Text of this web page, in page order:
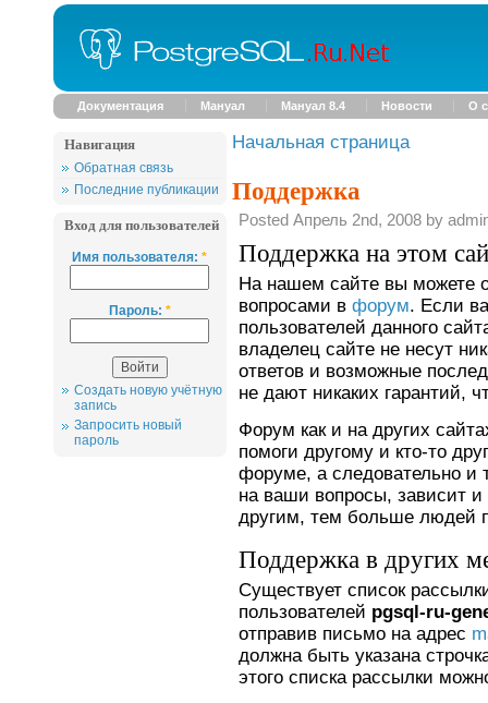
Документация Мануал Мануал 8.4 Новости О
Навигация
Обратная связь
Последние публикации
Вход для пользователей
Имя пользователя:*
Пароль: *
Создать новую учётную
запись
Запросить новый
пароль
Начальная страница
Поддержка
Posted Апрель 2nd, 2008 by
Поддержка на этом
На нашем сайте вы можете
вопросами в форум. Если
пользователей данного
владелец сайте не несут
ответов и возможные
не дают никаких гарантий,
Форум как и на других
помоги другому и кто-то
форуме, а следовательно и
на ваши вопросы, зависит
другим, тем больше людей
Поддержка в других
Существует список
пользователей pgsql-ru-
отправив письмо на адрес
должна быть указана
этого списка рассылки